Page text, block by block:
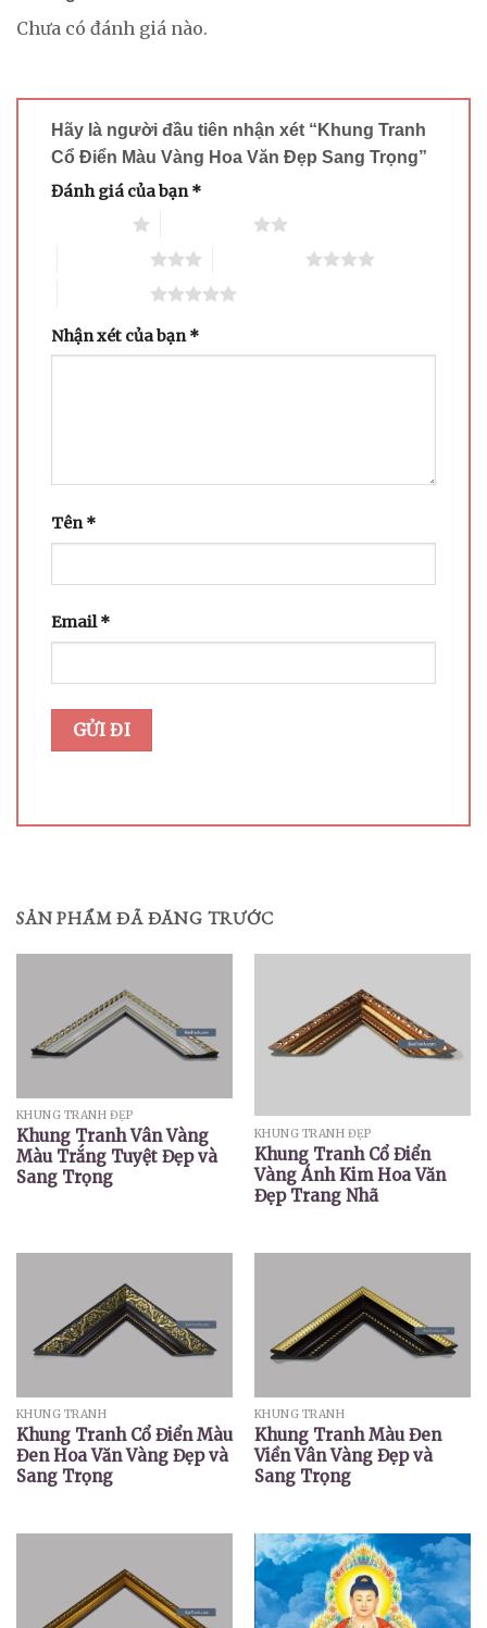
Chưa có đánh giá nào.
Hãy là người đầu tiên nhận xét “Khung Tranh
Cổ Điển Màu Vàng Hoa Văn Đẹp Sang Trọng”
Đánh giá của bạn*
Nhận xét của bạn*
Tên*
Email*
SẢN PHẨM ĐÃ ĐĂNG TRƯỚC
KHUNG TRANH ĐẸP
Khung Tranh Vân Vàng
Màu Trắng Tuyệt Đẹp và
Sang Trọng
KHUNG TRANH ĐẸP
Khung Tranh Cổ Điển
Vàng Ánh Kim Hoa Văn
Đẹp Trang Nhã
KHUNG TRANH
Khung Tranh Cổ Điển Màu
Đen Hoa Văn Vàng Đẹp và
Sang Trọng
KHUNG TRANH
Khung Tranh Màu Đen
Viền Vân Vàng Đẹp và
Sang Trọng